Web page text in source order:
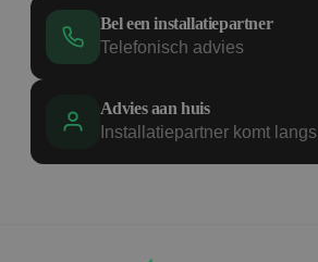
Bel een installatiepartner
Telefonisch advies
Advies aan huis
Installatiepartner komt langs